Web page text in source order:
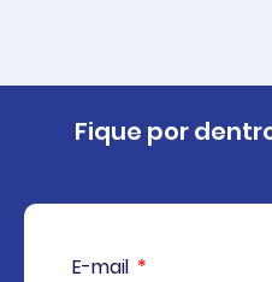
Fique por
E-mail